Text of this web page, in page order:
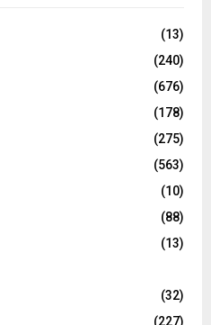
(13)
(240)
(676)
(178)
(275)
(563)
(10)
(88)
(13)
(32)
(227)